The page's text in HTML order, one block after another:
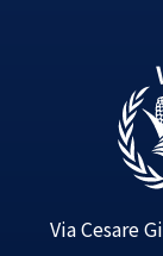
Via Cesare